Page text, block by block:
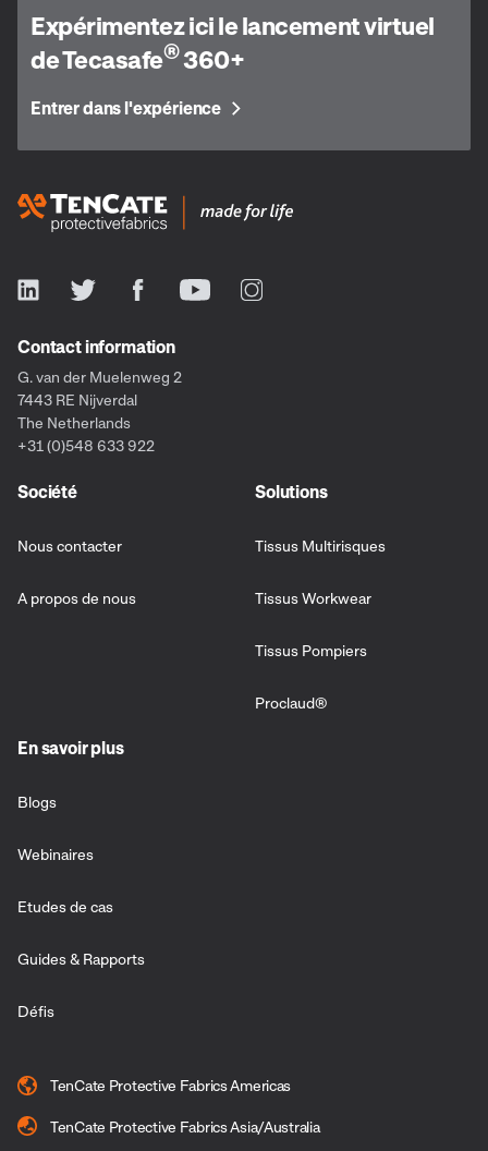
Expérimentez ici le lancement virtuel
de Tecasafe®360+
Entrer dans l'expérience
Contact information
G. van der Muelenweg 2
7443 RE Nijverdal
The Netherlands
+31 (0)548 633 922
Société
Nous contacter
A propos de nous
Solutions
Tissus Multirisques
Tissus Workwear
Tissus Pompiers
Proclaud®
En savoir plus
Blogs
Webinaires
Etudes de cas
Guides & Rapports
Défis
TenCate Protective Fabrics Americas
TenCate Protective Fabrics Asia/Australia